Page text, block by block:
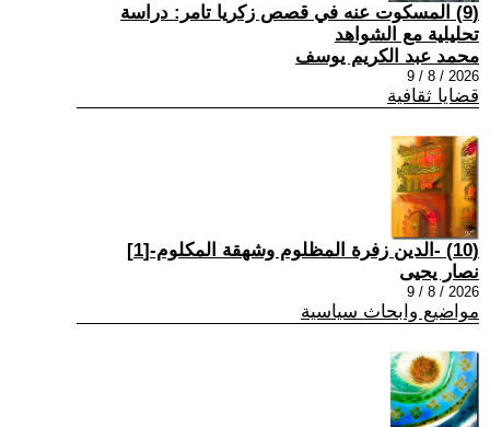
(9) المسكوت عنه في قصص زكريا تامر: دراسة
تحليلية مع الشواهد
محمد عبد الكريم يوسف
2026 / 8 / 9
قضايا ثقافية
(10) -الدين زفرة المظلوم وشهقة المكلوم-[1]
نصار يحيى
2026 / 8 / 9
مواضيع وابحاث سياسية